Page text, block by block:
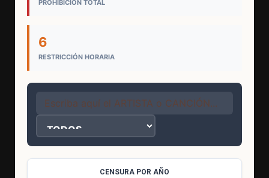
PROHIBICIÓN TOTAL
6
RESTRICCIÓN HORARIA
CENSURA POR AÑO